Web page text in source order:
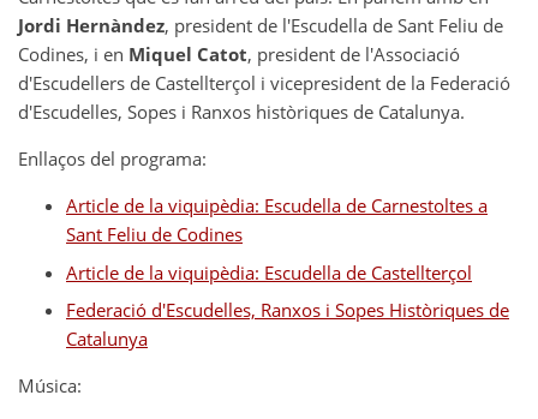
Jordi Hernàndez, president de l'Escudella de Sant Feliu de
Codines, i en Miquel Catot, president de l'Associació
d'Escudellers de Castellterçol i vicepresident de la Federació
d'Escudelles, Sopes i Ranxos històriques de Catalunya.
Enllaços del programa:
Article de la viquipèdia: Escudella de Carnestoltes a
Sant Feliu de Codines
Article de la viquipèdia: Escudella de Castellterçol
Federació d'Escudelles, Ranxos i Sopes Històriques de
Catalunya
Música: